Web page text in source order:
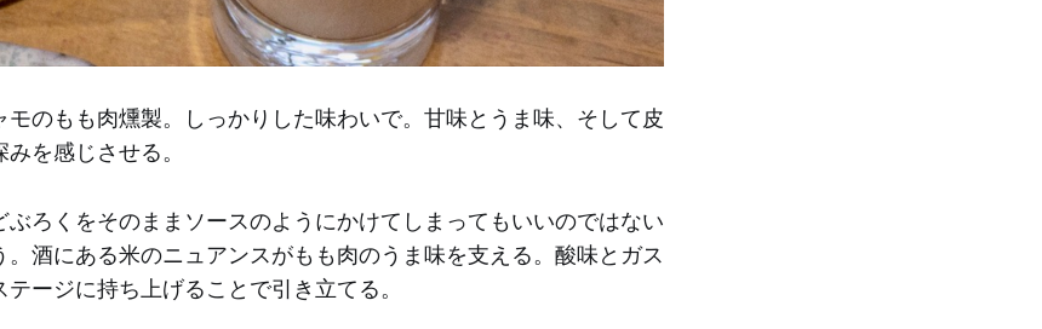
のもも肉燻製。しっかりした味わいで。甘味とうま味、そして皮
を感じさせる。
ろくをそのままソースのようにかけてしまってもいいのではない
酒にある米のニュアンスがもも肉のうま味を支える。酸味とガス
ージに持ち上げることで引き立てる。